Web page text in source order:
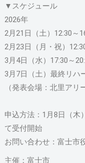
▼スケジュール
2026年
2月21日（土）12:30
2月23日（月・祝）
3月4日（水）17:30～
3月7日（土）最終リハ
（発表会場：北里アリ
申込方法：1月8日（木
て受付開始
お問い合わせ：富士市
主催：富士市